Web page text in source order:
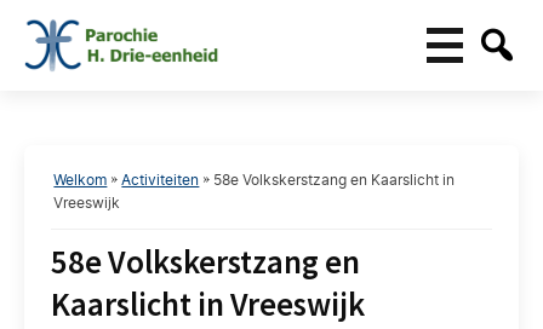
Welkom »Activiteiten » 58e Volkskerstzang en Kaarslicht in
Vreeswijk
58e Volkskerstzang en
Kaarslicht in Vreeswijk